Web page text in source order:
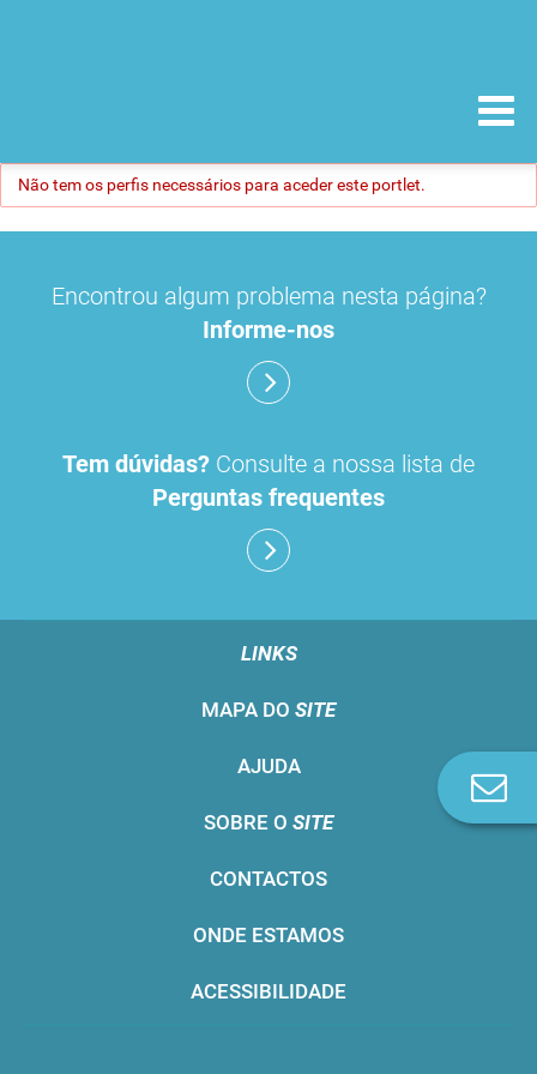
Não tem os perfis necessários para aceder este portlet.
Encontrou algum problema nesta página?
Informe-nos
Tem dúvidas? Consulte a nossa lista de
Perguntas frequentes
LINKS
MAPA DO SITE
AJUDA
SOBRE O SITE
CONTACTOS
ONDE ESTAMOS
ACESSIBILIDADE